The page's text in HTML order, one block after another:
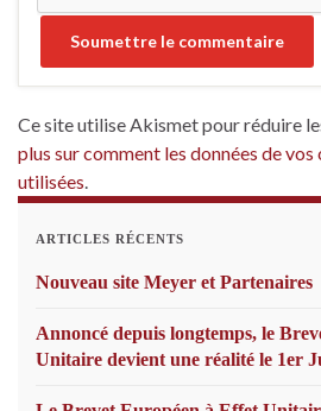
Ce site utilise Akismet pour réduire
plus sur comment les données de
utilisées.
ARTICLES RÉCENTS
Nouveau site Meyer et Partenaires
Annoncé depuis longtemps, le
Unitaire devient une réalité le 1er